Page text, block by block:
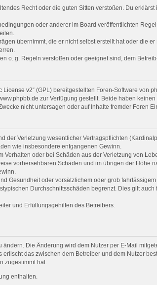
Recht oder die guten Sitten verstoßen. Du
oder anderer im Board veröffentlichten
übernimmt, die er nicht selbst erstellt hat oder die
o. g. Regeln verstoßen oder geeignet sind, dem
License v2“ (GPL) bereitgestellten Foren-Software von
zur Verfügung gestellt. Beide haben
nicht untersagen oder auf Inhalte fremder Foren
der Verletzung wesentlicher Vertragspflichten
wie insbesondere entgangenen Gewinn.
oder bei Schäden aus der Verletzung von
vorhersehbaren Schäden und im übrigen der Höhe
Gesundheit oder vorsätzlichem oder grob
Durchschnittsschäden begrenzt. Dies gilt
und Erfüllungsgehilfen des Betreibers.
Die Änderung wird dem Nutzer per E-Mail
das zwischen dem Betreiber und dem Nutzer
zugestimmt hat.
enthalten.